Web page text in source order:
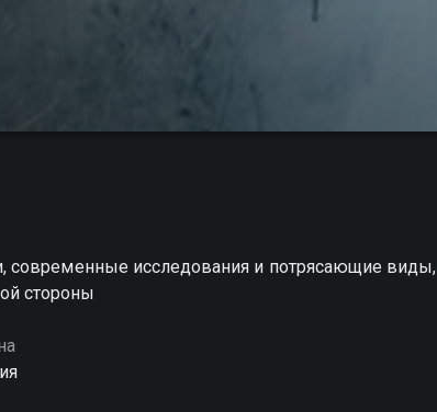
современные исследования и потрясающие виды,
стороны